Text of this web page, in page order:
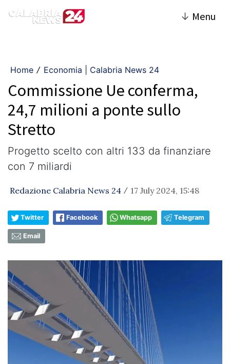
↓ Menu
Home / Economia | Calabria News 24
Commissione Ue conferma,
24,7 milioni a ponte sullo
Stretto
Progetto scelto con altri 133 da finanziare
con 7 miliardi
Redazione Calabria News 24 / 17 July 2024, 15:48
Twitter Facebook Whatsapp Telegram
Email